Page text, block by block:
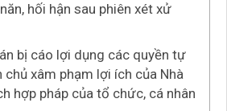
hối hận sau phiên xét xử
bị cáo lợi dụng các quyền tự
chủ xâm phạm lợi ích của Nhà
hợp pháp của tổ chức, cá nhân